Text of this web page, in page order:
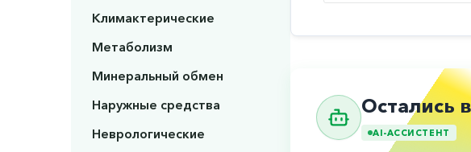
Климактерические
Метаболизм
Минеральный обмен
Наружные средства
Неврологические
Остались
AI-АССИСТЕНТ